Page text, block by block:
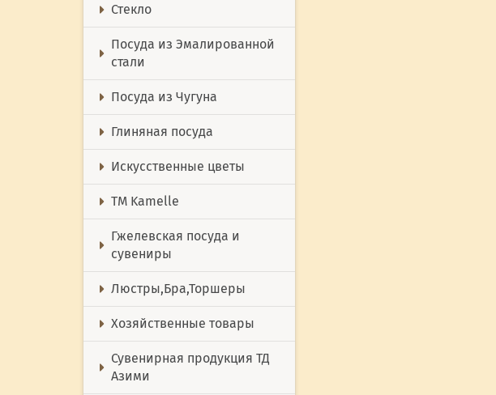
Стекло
Посуда из Эмалированной
стали
Посуда из Чугуна
Глиняная посуда
Искусственные цветы
ТМ Kamelle
Гжелевская посуда и
сувениры
Люстры,Бра,Торшеры
Хозяйственные товары
Сувенирная продукция ТД
Азими